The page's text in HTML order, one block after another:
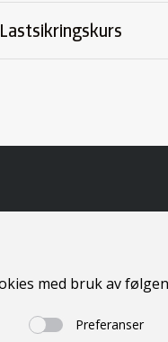
Lastsikringskurs